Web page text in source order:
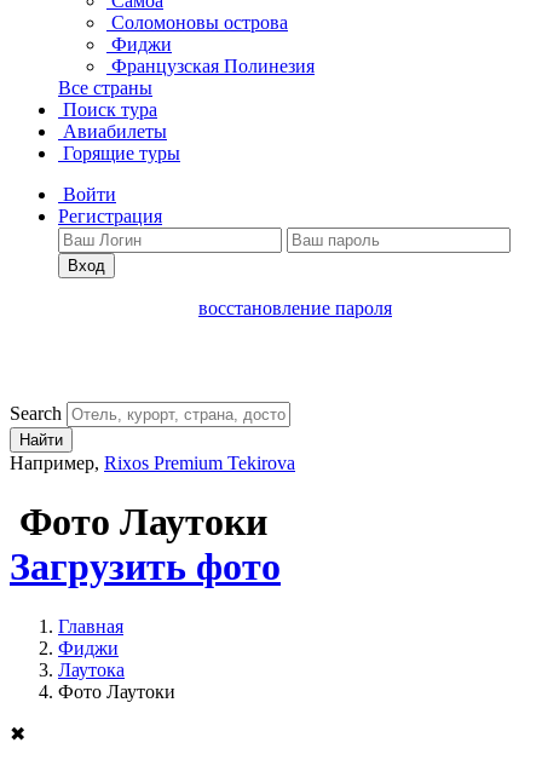
Соломоновы острова
Фиджи
Французская Полинезия
Все страны
Поиск тура
Авиабилеты
Горящие туры
Войти
Регистрация
Вход
восстановление пароля
Search
Найти
Например, Rixos Premium Tekirova
Фото Лаутоки
Загрузить фото
Главная
Фиджи
Лаутока
Фото Лаутоки
✖